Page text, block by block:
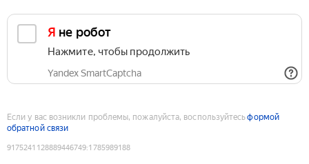
Я не робот
Нажмите, чтобы продолжить
Yandex SmartCaptcha
Если у вас возникли проблемы, пожалуйста, воспользуйтесьформой
обратной связи
9175241128889446749:1785989188